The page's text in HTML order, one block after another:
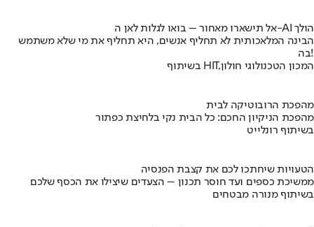
אל תישארו מאחור – בואו לגלות לאן ה-AI הולך
הבינה המלאכותית לא תחליף אנשים, היא תחליף את מי שלא משתמש
בה!
בשיתוף HIT,המכון הטכנולוגי חולון
מהפכת הרובוטיקה לבית
מהפכת הניקיון החכם: כל הבית נקי בלחיצת כפתור
בשיתוף רונלייט
הטעויות שיחתכו לכם את קצבת הפנסיה
ממשיכת כספים ועד חוסר תכנון – הצעדים שיצילו את הכסף שלכם
בשיתוף מנורה מבטחים